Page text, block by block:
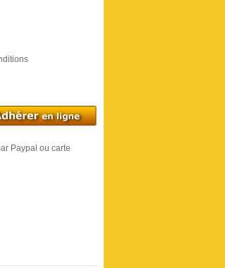
Paypal ou carte